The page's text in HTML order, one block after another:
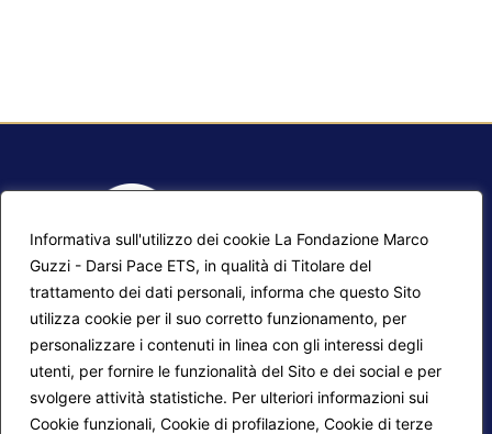
Informativa sull'utilizzo dei cookie La Fondazione Marco
Guzzi - Darsi Pace ETS, in qualità di Titolare del
trattamento dei dati personali, informa che questo Sito
utilizza cookie per il suo corretto funzionamento, per
personalizzare i contenuti in linea con gli interessi degli
utenti, per fornire le funzionalità del Sito e dei social e per
svolgere attività statistiche. Per ulteriori informazioni sui
Cookie funzionali, Cookie di profilazione, Cookie di terze
Mappa del sito
Progetti Darsi Pace
Calendario corsi
Privacy Policy